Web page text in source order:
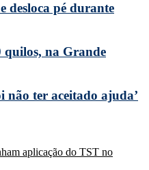
desloca pé durante
quilos, na Grande
ter aceitado ajuda’